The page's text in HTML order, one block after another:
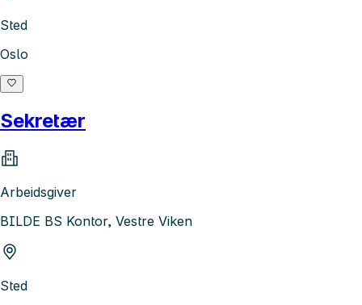
Sted
Oslo
Sekretær
Arbeidsgiver
BILDE BS Kontor, Vestre Viken
Sted